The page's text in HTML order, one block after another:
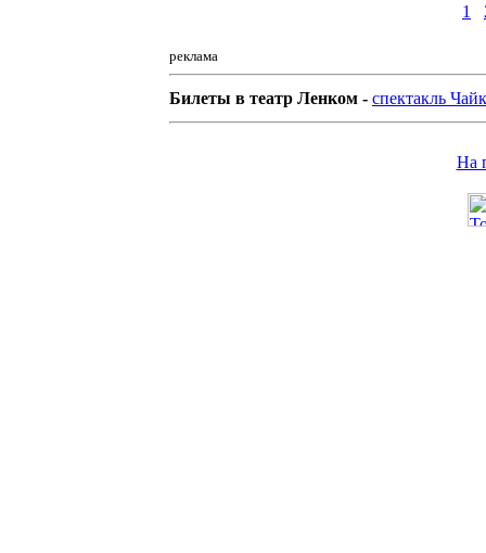
1
реклама
Билеты в театр Ленком - спектакль
На